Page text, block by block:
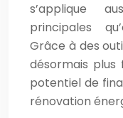
s’applique
principales
Grâce à des
désormais plus
potentiel de
rénovation